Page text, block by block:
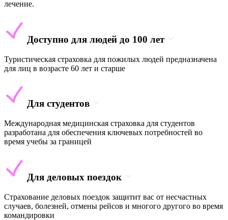
лечение.
Доступно для людей до 100 лет
Туристическая страховка для пожилых людей предназначена
для лиц в возрасте 60 лет и старше
Для студентов
Международная медицинская страховка для студентов
разработана для обеспечения ключевых потребностей во
время учебы за границей
Для деловых поездок
Страхование деловых поездок защитит вас от несчастных
случаев, болезней, отмены рейсов и многого другого во время
командировки